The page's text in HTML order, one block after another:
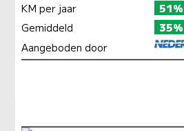
KM per jaar
51%
Gemiddeld
35%
Aangeboden door